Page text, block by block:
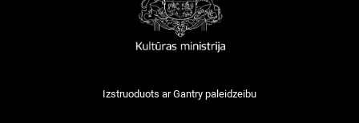
Izstruoduots arGantry paleidzeibu